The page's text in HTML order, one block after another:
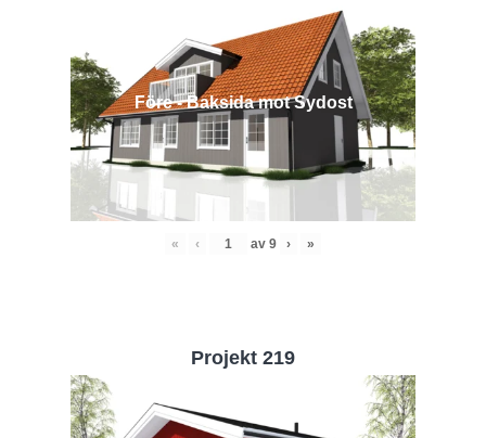
Före - Baksida mot Sydost
« ‹ av 9 › »
Projekt 219